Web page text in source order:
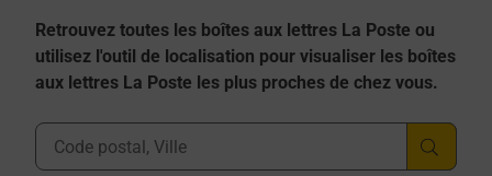
Retrouvez toutes les boîtes aux lettres La Poste ou
utilisez l'outil de localisation pour visualiser les boîtes
aux lettres La Poste les plus proches de chez vous.
Ville, Département, Code Postal